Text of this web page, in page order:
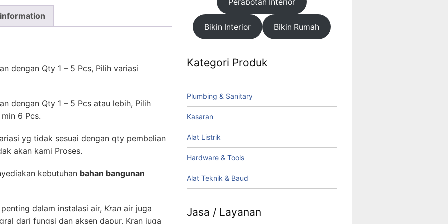
dengan Qty 1 – 5 Pcs, Pilih variasi
dengan Qty 1 – 5 Pcs atau lebih, Pilih
6 Pcs.
yg tidak sesuai dengan qty pembelian
akan kami Proses.
kebutuhan bahan bangunan
dalam instalasi air, Kran air juga
dari fungsi dan aksen dapur. Kran juga
Perabotan Interior
Bikin Interior Bikin Rumah
Kategori Produk
Plumbing & Sanitary
Kasaran
Alat Listrik
Hardware & Tools
Alat Teknik & Baud
Jasa / Layanan